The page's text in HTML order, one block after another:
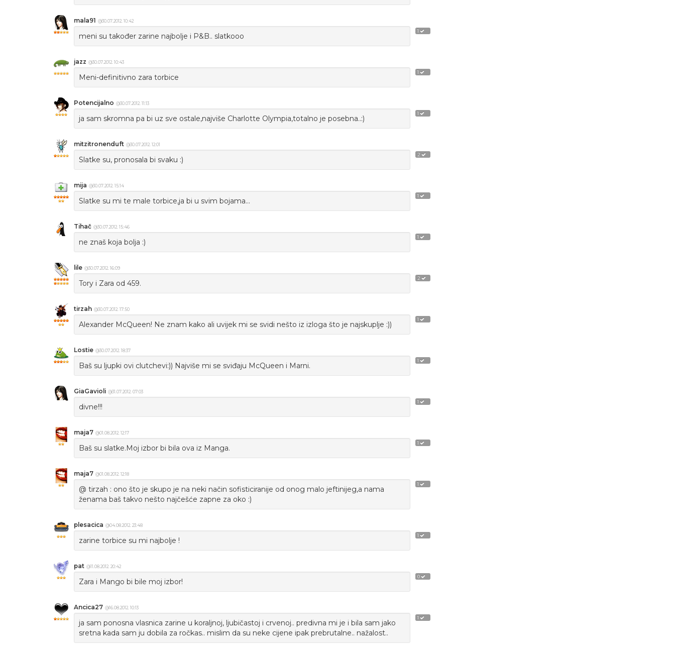
1
mala91 @30.07.2012. 10:42
meni su također zarine najbolje i P&B.. slatkooo
1
jazz @30.07.2012. 10:43
Meni-definitivno zara torbice
1
Potencijalno @30.07.2012. 11:13
ja sam skromna pa bi uz sve ostale,najviše Charlotte Olympia,totalno je posebna..:)
2
mitzitronenduft @30.07.2012. 12:01
Slatke su, pronosala bi svaku :)
1
mija @30.07.2012. 15:14
Slatke su mi te male torbice,ja bi u svim bojama...
1
Tihač @30.07.2012. 15:46
ne znaš koja bolja :)
2
lile @30.07.2012. 16:09
Tory i Zara od 459.
1
tirzah @30.07.2012. 17:50
Alexander McQueen! Ne znam kako ali uvijek mi se svidi nešto iz izloga što je najskuplje :))
1
Lostie @30.07.2012. 18:37
Baš su ljupki ovi clutchevi:)) Najviše mi se sviđaju McQueen i Marni.
1
GiaGavioli @31.07.2012. 07:03
divne!!!
1
maja7 @01.08.2012. 12:17
Baš su slatke.Moj izbor bi bila ova iz Manga.
1
maja7 @01.08.2012. 12:18
@ tirzah : ono što je skupo je na neki način sofisticiranije od onog malo jeftinijeg,a nama
ženama baš takvo nešto najčešće zapne za oko :)
1
plesacica @04.08.2012. 23:48
zarine torbice su mi najbolje !
0
pat @11.08.2012. 20:42
Zara i Mango bi bile moj izbor!
1
Ancica27 @16.08.2012. 10:13
ja sam ponosna vlasnica zarine u koraljnoj, ljubičastoj i crvenoj.. predivna mi je i bila sam jako
sretna kada sam ju dobila za ročkas.. mislim da su neke cijene ipak prebrutalne.. nažalost..